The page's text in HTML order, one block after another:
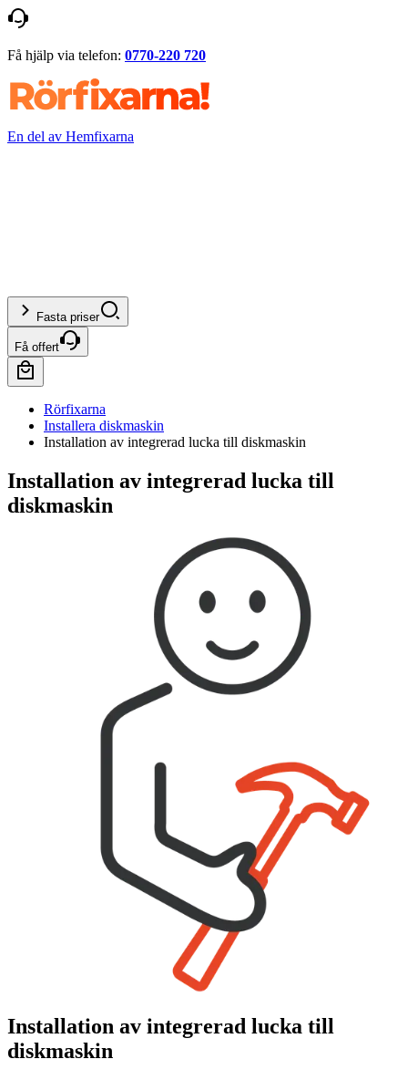
Få hjälp via telefon: 0770-220 720
En del av Hemfixarna
Fasta priser
Få offert
Rörfixarna
Installera diskmaskin
Installation av integrerad lucka till diskmaskin
Installation av integrerad lucka till
diskmaskin
Installation av integrerad lucka till
diskmaskin